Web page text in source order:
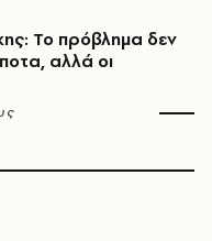
Το πρόβλημα δεν
αλλά οι